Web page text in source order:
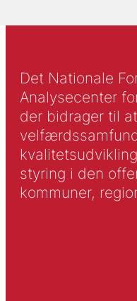
Det Nationale
Analysecenter
der bidrager til
styring i den
kommuner,